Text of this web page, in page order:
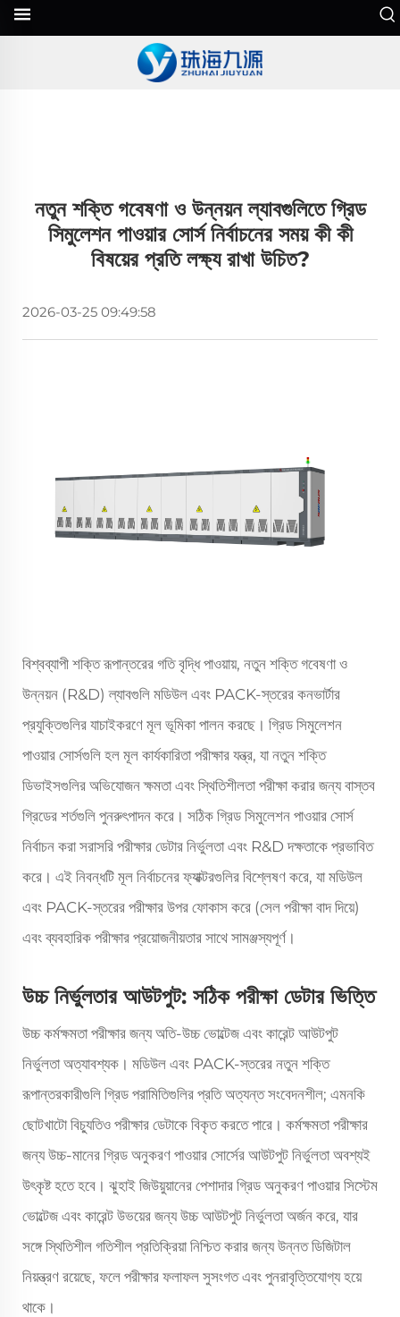
নতুন শক্তি গবেষণা ও উন্নয়ন ল্যাবগুলিতে গ্রিড
সিমুলেশন পাওয়ার সোর্স নির্বাচনের সময় কী কী
বিষয়ের প্রতি লক্ষ্য রাখা উচিত?
2026-03-25 09:49:58
বিশ্বব্যাপী শক্তি রূপান্তরের গতি বৃদ্ধি পাওয়ায়, নতুন শক্তি গবেষণা ও
উন্নয়ন (R&D) ল্যাবগুলি মডিউল এবং PACK-স্তরের কনভার্টার
প্রযুক্তিগুলির যাচাইকরণে মূল ভূমিকা পালন করছে। গ্রিড সিমুলেশন
পাওয়ার সোর্সগুলি হল মূল কার্যকারিতা পরীক্ষার যন্ত্র, যা নতুন শক্তি
ডিভাইসগুলির অভিযোজন ক্ষমতা এবং স্থিতিশীলতা পরীক্ষা করার জন্য বাস্তব
গ্রিডের শর্তগুলি পুনরুৎপাদন করে। সঠিক গ্রিড সিমুলেশন পাওয়ার সোর্স
নির্বাচন করা সরাসরি পরীক্ষার ডেটার নির্ভুলতা এবং R&D দক্ষতাকে প্রভাবিত
করে। এই নিবন্ধটি মূল নির্বাচনের ফ্যাক্টরগুলির বিশ্লেষণ করে, যা মডিউল
এবং PACK-স্তরের পরীক্ষার উপর ফোকাস করে (সেল পরীক্ষা বাদ দিয়ে)
এবং ব্যবহারিক পরীক্ষার প্রয়োজনীয়তার সাথে সামঞ্জস্যপূর্ণ।
উচ্চ নির্ভুলতার আউটপুট: সঠিক পরীক্ষা ডেটার ভিত্তি
উচ্চ কর্মক্ষমতা পরীক্ষার জন্য অতি-উচ্চ ভোল্টেজ এবং কারেন্ট আউটপুট
নির্ভুলতা অত্যাবশ্যক। মডিউল এবং PACK-স্তরের নতুন শক্তি
রূপান্তরকারীগুলি গ্রিড পরামিতিগুলির প্রতি অত্যন্ত সংবেদনশীল; এমনকি
ছোটখাটো বিচ্যুতিও পরীক্ষার ডেটাকে বিকৃত করতে পারে। কর্মক্ষমতা পরীক্ষার
জন্য উচ্চ-মানের গ্রিড অনুকরণ পাওয়ার সোর্সের আউটপুট নির্ভুলতা অবশ্যই
উৎকৃষ্ট হতে হবে। ঝুহাই জিউয়ুয়ানের পেশাদার গ্রিড অনুকরণ পাওয়ার সিস্টেম
ভোল্টেজ এবং কারেন্ট উভয়ের জন্য উচ্চ আউটপুট নির্ভুলতা অর্জন করে, যার
সঙ্গে স্থিতিশীল গতিশীল প্রতিক্রিয়া নিশ্চিত করার জন্য উন্নত ডিজিটাল
নিয়ন্ত্রণ রয়েছে, ফলে পরীক্ষার ফলাফল সুসংগত এবং পুনরাবৃত্তিযোগ্য হয়ে
থাকে।